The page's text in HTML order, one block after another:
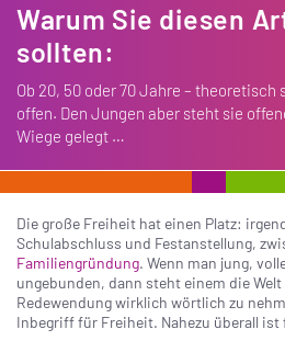
Warum Sie diesen
sollten:
Ob 20, 50 oder 70 Jahre – theoretisch
offen. Den Jungen aber steht sie
Wiege gelegt …
Die große Freiheit hat einen Platz:
Schulabschluss und Festanstellung,
Familiengründung. Wenn man jung,
ungebunden, dann steht einem die
Redewendung wirklich wörtlich zu
Inbegriff für Freiheit. Nahezu überall ist